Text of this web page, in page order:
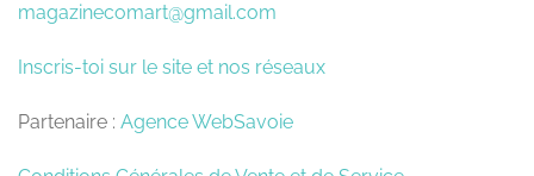
magazinecomart@gmail.com
Inscris-toi sur le site et nos réseaux
Partenaire : Agence WebSavoie